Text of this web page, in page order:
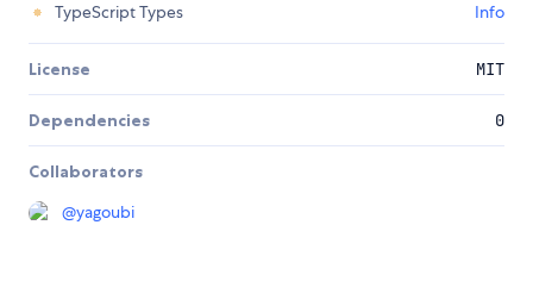
TypeScript Types
Info
License MIT
Dependencies 0
Collaborators
@yagoubi